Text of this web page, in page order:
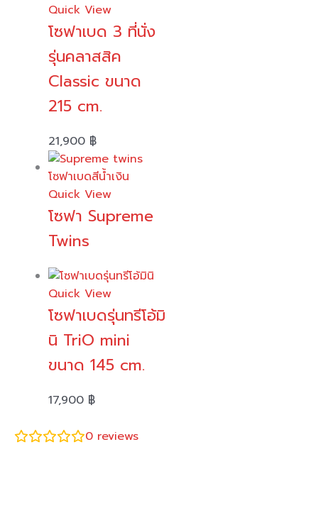
Quick View
โซฟาเบด 3 ที่นั่ง
รุ่นคลาสสิค
Classic ขนาด
215 cm.
21,900 ฿
Quick View
โซฟา Supreme
Twins
Quick View
โซฟาเบดรุ่นทรีโอ้มิ
นิ TriO mini
ขนาด 145 cm.
17,900 ฿
0 reviews